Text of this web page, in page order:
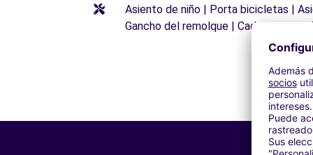
Asiento de niño | Porta bicicletas |
Gancho del remolque | Cadenas para